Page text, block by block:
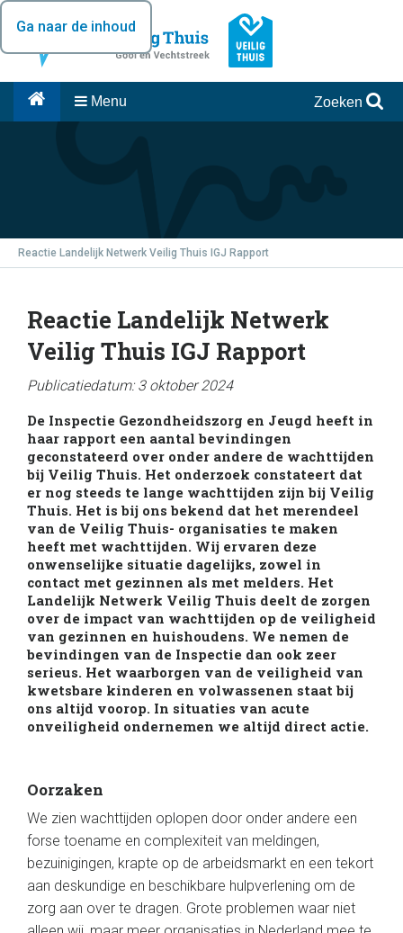
Ga naar de inhoud
Menu Zoeken
Reactie Landelijk Netwerk Veilig Thuis IGJ Rapport
Reactie Landelijk Netwerk
Veilig Thuis IGJ Rapport
Publicatiedatum: 3 oktober 2024
De Inspectie Gezondheidszorg en Jeugd heeft in
haar rapport een aantal bevindingen
geconstateerd over onder andere de wachttijden
bij Veilig Thuis. Het onderzoek constateert dat
er nog steeds te lange wachttijden zijn bij Veilig
Thuis. Het is bij ons bekend dat het merendeel
van de Veilig Thuis- organisaties te maken
heeft met wachttijden. Wij ervaren deze
onwenselijke situatie dagelijks, zowel in
contact met gezinnen als met melders. Het
Landelijk Netwerk Veilig Thuis deelt de zorgen
over de impact van wachttijden op de veiligheid
van gezinnen en huishoudens. We nemen de
bevindingen van de Inspectie dan ook zeer
serieus. Het waarborgen van de veiligheid van
kwetsbare kinderen en volwassenen staat bij
ons altijd voorop. In situaties van acute
onveiligheid ondernemen we altijd direct actie.
Oorzaken
We zien wachttijden oplopen door onder andere een
forse toename en complexiteit van meldingen,
bezuinigingen, krapte op de arbeidsmarkt en een tekort
aan deskundige en beschikbare hulpverlening om de
zorg aan over te dragen. Grote problemen waar niet